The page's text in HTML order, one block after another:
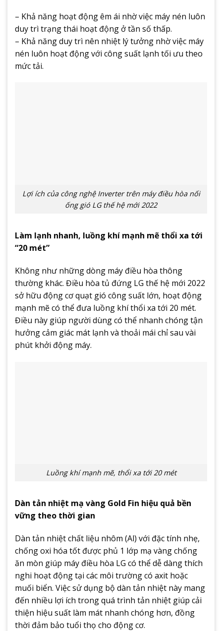
– Khả năng hoạt động êm ái nhờ việc máy nén luôn
duy trì trạng thái hoạt động ở tần số thấp.
– Khả năng duy trì nên nhiệt lý tưởng nhờ việc máy
nén luôn hoạt động với công suất lạnh tối ưu theo
mức tải.
Lợi ích của công nghệ Inverter trên máy điều hòa nối
ống gió LG thế hệ mới 2022
Làm lạnh nhanh, luồng khí mạnh mẽ thổi xa tới
“20 mét”
Không như những dòng máy điều hòa thông
thường khác. Điều hòa tủ đứng LG thế hệ mới 2022
sở hữu động cơ quạt gió công suất lớn, hoạt động
mạnh mẽ có thể đưa luồng khí thổi xa tới 20 mét.
Điều này giúp người dùng có thể nhanh chóng tận
hưởng cảm giác mát lạnh và thoải mái chỉ sau vài
phút khởi động máy.
Luồng khí mạnh mẽ, thổi xa tới 20 mét
Dàn tản nhiệt mạ vàng Gold Fin hiệu quả bền
vững theo thời gian
Dàn tản nhiệt chất liệu nhôm (Al) với đặc tính nhẹ,
chống oxi hóa tốt được phủ 1 lớp mạ vàng chống
ăn mòn giúp máy điều hòa LG có thể dễ dàng thích
nghi hoạt động tại các môi trường có axit hoặc
muối biển. Việc sử dụng bộ dàn tản nhiệt này mang
đến nhiều lợi ích trong quá trình tản nhiệt giúp cải
thiện hiệu suất làm mát nhanh chóng hơn, đồng
thời đảm bảo tuổi thọ cho động cơ.